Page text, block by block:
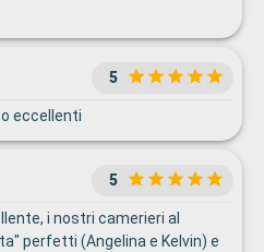
5
eccellenti
5
i nostri camerieri al
perfetti (Angelina e Kelvin) e